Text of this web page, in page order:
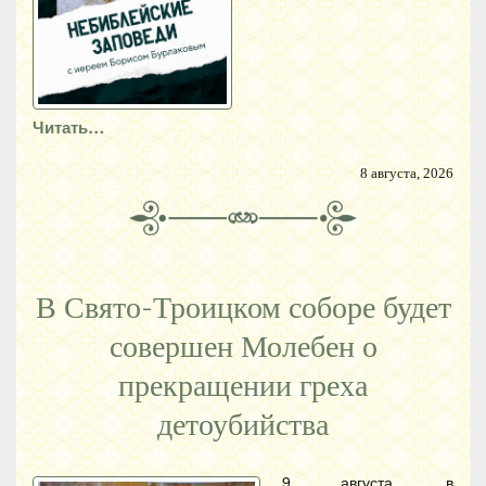
Читать…
8 августа, 2026
В Свято-Троицком соборе будет
совершен Молебен о
прекращении греха
детоубийства
9 августа, в